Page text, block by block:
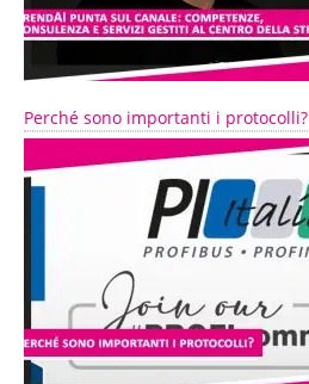
Perché sono importanti i protocolli?